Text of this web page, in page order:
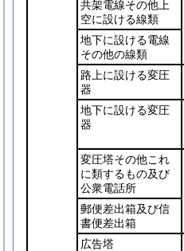
共架電線その他上
空に設ける線類
地下に設ける電線
その他の線類
路上に設ける変圧
器
地下に設ける変圧
器
変圧塔その他これ
に類するもの及び
公衆電話所
郵便差出箱及び信
書便差出箱
広告塔